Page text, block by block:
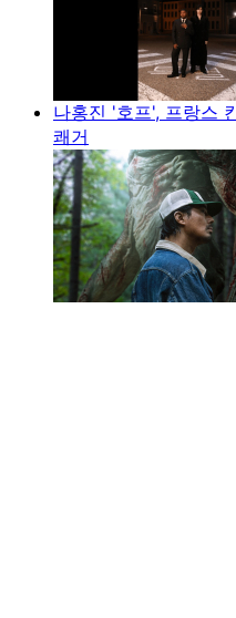
나홍진 '호프', 프랑스
쾌거